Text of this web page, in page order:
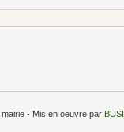
- Mis en oeuvre par